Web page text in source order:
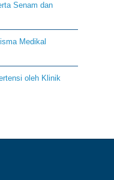
Senam dan
Medikal
oleh Klinik